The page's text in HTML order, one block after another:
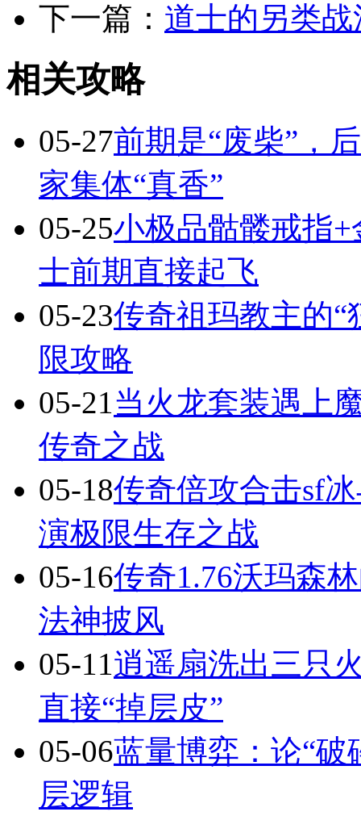
下一篇： 道士的另类
相关攻略
05-27前期是“废柴”，
家集体“真香”
05-25小极品骷髅戒指
士前期直接起飞
05-23传奇祖玛教主的“
限攻略
05-21当火龙套装遇上
传奇之战
05-18传奇倍攻合击sf
演极限生存之战
05-16传奇1.76沃玛森
法神披风
05-11逍遥扇洗出三只
直接“掉层皮”
05-06蓝量博弈：论“破
层逻辑